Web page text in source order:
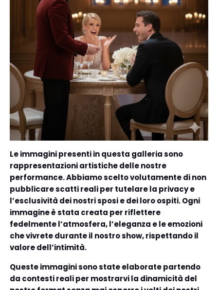
Le immagini presenti in questa galleria sono
rappresentazioni artistiche delle nostre
performance. Abbiamo scelto volutamente di non
pubblicare scatti reali per tutelare la privacy e
l’esclusività dei nostri sposi e dei loro ospiti. Ogni
immagine è stata creata per riflettere
fedelmente l’atmosfera, l’eleganza e le emozioni
che vivrete durante il nostro show, rispettando il
valore dell’intimità.
Queste immagini sono state elaborate partendo
da contesti reali per mostrarvi la dinamicità del